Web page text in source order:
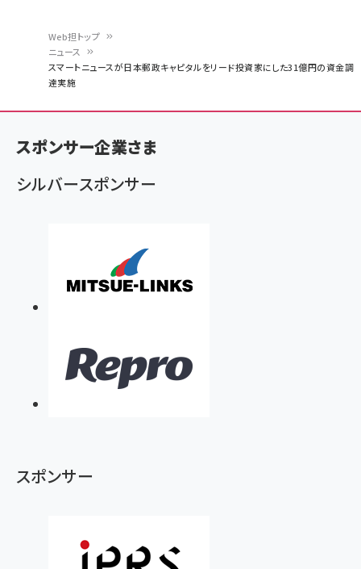
く
ず
Web担トップ
ニュース
スマートニュースが日本郵政キャピタルをリード投資家にした31億円の資金調
達実施
スポンサー企業さま
シルバースポンサー
スポンサー